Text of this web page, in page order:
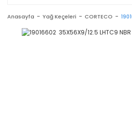
Anasayfa Yağ Keçeleri CORTECO